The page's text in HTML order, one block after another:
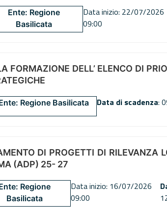
Ente: Regione
Basilicata
Data inizio: 22/07/2026
09:00
FORMAZIONE DELL’ ELENCO DI
Regione Basilicata Data di scadenza:
DI PROGETTI DI
(ADP) 25- 27
Regione
Basilicata
Data inizio: 16/07/2026
09:00